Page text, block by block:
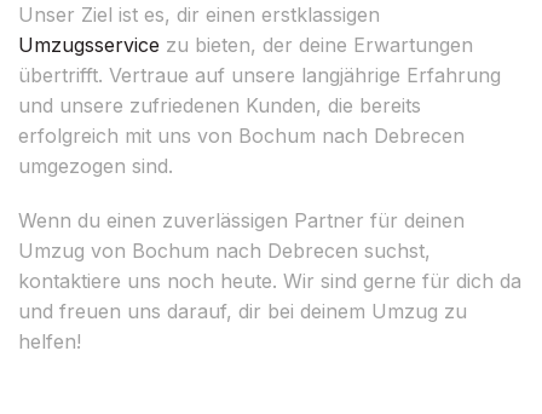
Unser Ziel ist es, dir einen erstklassigen
Umzugsservice zu bieten, der deine Erwartungen
übertrifft. Vertraue auf unsere langjährige Erfahrung
und unsere zufriedenen Kunden, die bereits
erfolgreich mit uns von Bochum nach Debrecen
umgezogen sind.
Wenn du einen zuverlässigen Partner für deinen
Umzug von Bochum nach Debrecen suchst,
kontaktiere uns noch heute. Wir sind gerne für dich da
und freuen uns darauf, dir bei deinem Umzug zu
helfen!